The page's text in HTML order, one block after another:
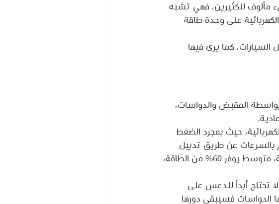
مألوف للكثيرين، فهي تشبه
على وحدة طاقة
السيارات، كما يرى فيها
المقبض والدواسات،
حيث بمجرد الضغط
بالسرعات عن طريق تدبيل
التروس في الدراجة، وتكون هذه التروس منخفض يوفر 30% من الطاقة، متوسط يوفر 60% من الطاقة،
تحتاج أبداً للدعس على
الدواسات فسيبقى دورها